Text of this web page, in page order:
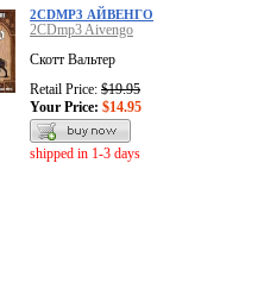
2CDMP3 АЙВЕНГО
2CDmp3 Aivengo
Скотт Вальтер
Retail Price: $19.95
Your Price: $14.95
shipped in 1-3 days